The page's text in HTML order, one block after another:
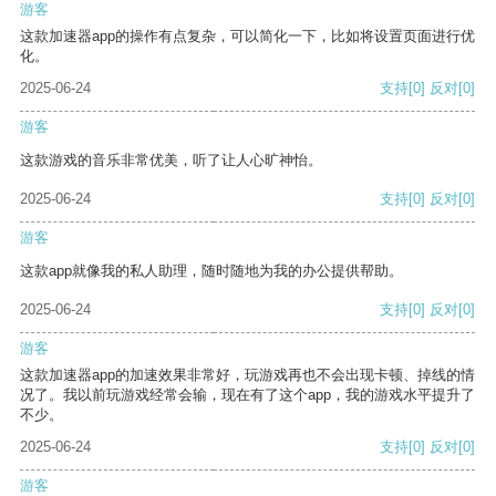
游客
这款加速器app的操作有点复杂，可以简化一下，比如将设置页面进行优
化。
2025-06-24
支持[0] 反对[0]
游客
这款游戏的音乐非常优美，听了让人心旷神怡。
2025-06-24 支持[0] 反对[0]
游客
这款app就像我的私人助理，随时随地为我的办公提供帮助。
2025-06-24 支持[0] 反对[0]
游客
这款加速器app的加速效果非常好，玩游戏再也不会出现卡顿、掉线的情
况了。我以前玩游戏经常会输，现在有了这个app，我的游戏水平提升了
不少。
2025-06-24
支持[0] 反对[0]
游客